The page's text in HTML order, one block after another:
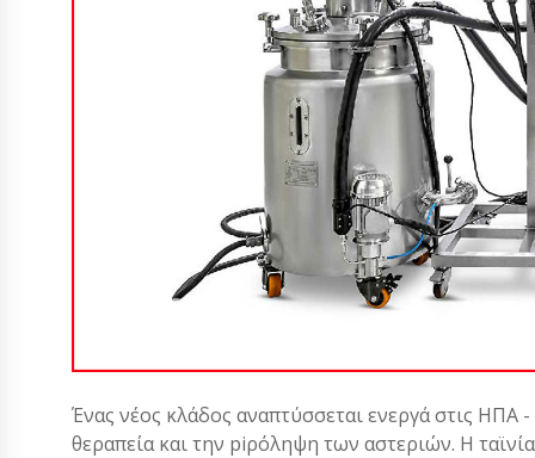
Ένας νέος κλάδος αναπτύσσεται ενεργά στις ΗΠΑ -
θεραπεία και την piρόληψη των αστεριών. Η